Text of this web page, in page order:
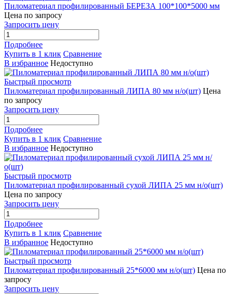
Пиломатериал профилированный БЕРЕЗА 100*100*5000 мм
Цена по запросу
Запросить цену
Подробнее
Купить в 1 клик Сравнение
В избранное Недоступно
Быстрый просмотр
Пиломатериал профилированный ЛИПА 80 мм н/о(шт) Цена
по запросу
Запросить цену
Подробнее
Купить в 1 клик Сравнение
В избранное Недоступно
Быстрый просмотр
Пиломатериал профилированный сухой ЛИПА 25 мм н/о(шт)
Цена по запросу
Запросить цену
Подробнее
Купить в 1 клик Сравнение
В избранное Недоступно
Быстрый просмотр
Пиломатериал профилированный 25*6000 мм н/о(шт) Цена по
запросу
Запросить цену